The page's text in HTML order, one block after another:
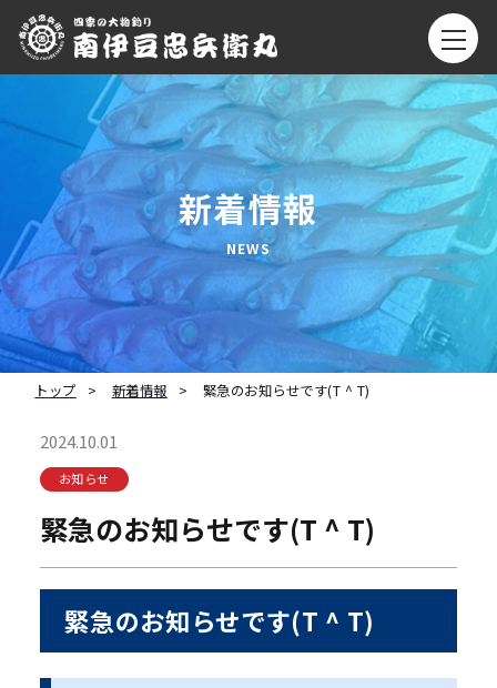
新着情報
トップ 新着情報 緊急のお知らせです(T ^ T)
2024.10.01
お知らせ
緊急のお知らせです(T ^ T)
緊急のお知らせです(T ^ T)